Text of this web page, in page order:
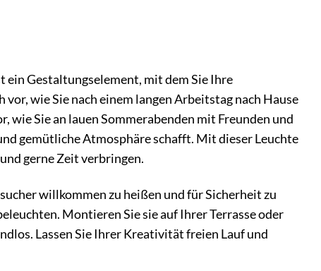
ein Gestaltungselement, mit dem Sie Ihre
wie Sie nach einem langen Arbeitstag nach Hause
wie Sie an lauen Sommerabenden mit Freunden und
gemütliche Atmosphäre schafft. Mit dieser Leuchte
gerne Zeit verbringen.
willkommen zu heißen und für Sicherheit zu
Montieren Sie sie auf Ihrer Terrasse oder
Lassen Sie Ihrer Kreativität freien Lauf und